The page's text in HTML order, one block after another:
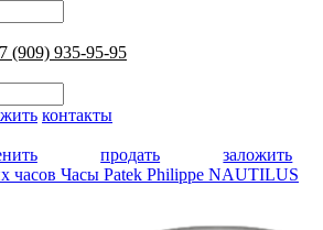
(909) 935-95-95
контакты
продать
заложить
часов Часы Patek Philippe NAUTILUS